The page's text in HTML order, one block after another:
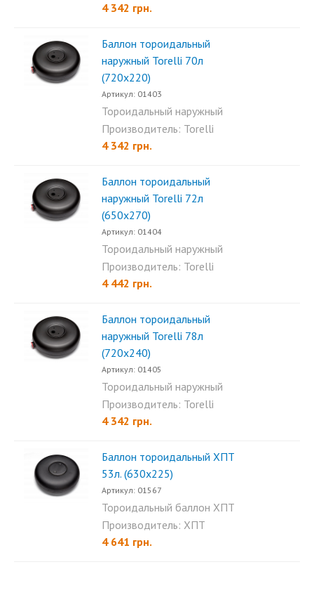
4 342 грн.
Баллон тороидальный
наружный Torelli 70л
(720х220)
Артикул: 01403
Тороидальный наружный
баллон Torelli 70л (720х220)...
Производитель: Torelli
4 342 грн.
Баллон тороидальный
наружный Torelli 72л
(650х270)
Артикул: 01404
Тороидальный наружный
баллон Torelli 72л (650х270)...
Производитель: Torelli
4 442 грн.
Баллон тороидальный
наружный Torelli 78л
(720х240)
Артикул: 01405
Тороидальный наружный
баллон Torelli 78л (720x240)...
Производитель: Torelli
4 342 грн.
Баллон тороидальный ХПТ
53л. (630х225)
Артикул: 01567
Тороидальный баллон ХПТ
53л. (630х225) внутренний...
Производитель: ХПТ
4 641 грн.